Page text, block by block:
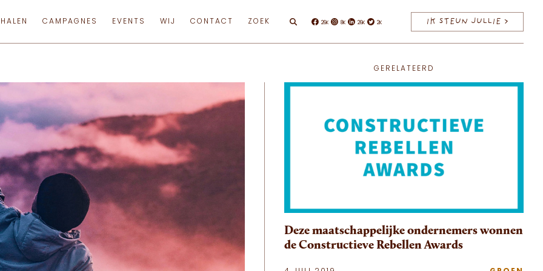
CAMPAGNES EVENTS WIJ CONTACT ZOEK Facebook
26K Instagram
8K Linkedin
26K Twitter
2K IK STEUN JULLIE >
GERELATEERD
Deze maatschappelijke ondernemers wonnen
de Constructieve Rebellen Awards